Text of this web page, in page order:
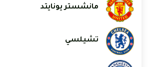
مانشستر يونايتد
تشيلسي